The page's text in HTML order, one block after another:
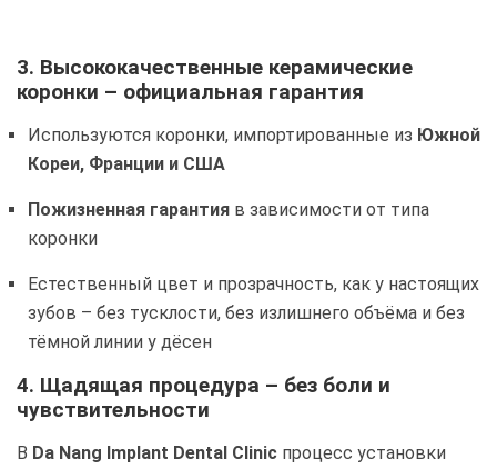
3. Высококачественные керамические
коронки – официальная гарантия
Используются коронки, импортированные из Южной
Кореи, Франции и США
Пожизненная гарантия в зависимости от типа
коронки
Естественный цвет и прозрачность, как у настоящих
зубов – без тусклости, без излишнего объёма и без
тёмной линии у дёсен
4. Щадящая процедура – без боли и
чувствительности
В Da Nang Implant Dental Clinic процесс установки